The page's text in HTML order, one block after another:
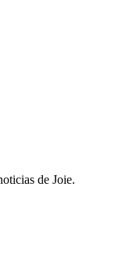
de Joie.